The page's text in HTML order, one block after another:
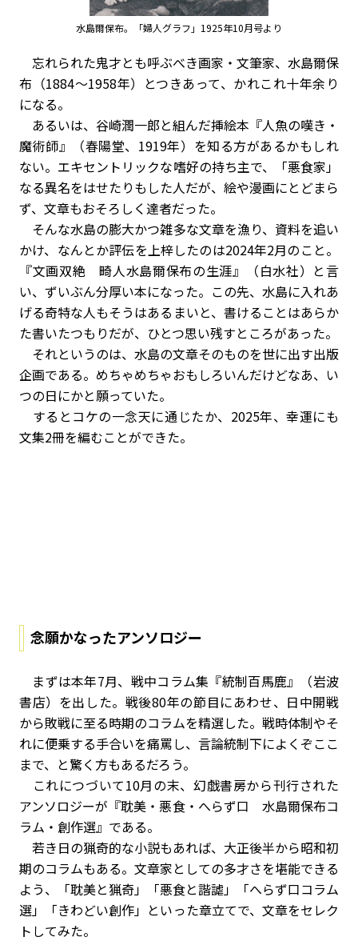
水島爾保布。「婦人グラフ」1925年10月号より
忘れられた鬼才とも呼ぶべき画家・文筆家、水島爾保
布（1884～1958年）とつきあって、かれこれ十年余り
になる。
あるいは、谷崎潤一郎と組んだ挿絵本『人魚の嘆き・
魔術師』（春陽堂、1919年）を知る方があるかもしれ
ない。エキセントリックな嗜好の持ち主で、「悪食家」
なる異名をはせたりもした人だが、絵や漫画にとどまら
ず、文章もおそろしく達者だった。
そんな水島の膨大かつ雑多な文章を漁り、資料を追い
かけ、なんとか評伝を上梓したのは2024年2月のこと。
『文画双絶 畸人水島爾保布の生涯』（白水社）と言
い、ずいぶん分厚い本になった。この先、水島に入れあ
げる奇特な人もそうはあるまいと、書けることはあらか
た書いたつもりだが、ひとつ思い残すところがあった。
それというのは、水島の文章そのものを世に出す出版
企画である。めちゃめちゃおもしろいんだけどなあ、い
つの日にか――と願っていた。
するとコケの一念天に通じたか、 2025年、幸運にも
文集2冊を編むことができた。
念願かなったアンソロジー
まずは本年7月、戦中コラム集『統制百馬鹿』（岩波
書店）を出した。戦後80年の節目にあわせ、日中開戦
から敗戦に至る時期のコラムを精選した。戦時体制やそ
れに便乗する手合いを痛罵し、言論統制下によくぞここ
まで、と驚く方もあるだろう。
これにつづいて10月の末、幻戯書房から刊行された
アンソロジーが『耽美・悪食・へらず口 水島爾保布コ
ラム・創作選』である。
若き日の猟奇的な小説もあれば、大正後半から昭和初
期のコラムもある。文章家としての多才さを堪能できる
よう、「耽美と猟奇」「悪食と諧謔」「へらず口コラム
選」「きわどい創作」といった章立てで、文章をセレク
トしてみた。